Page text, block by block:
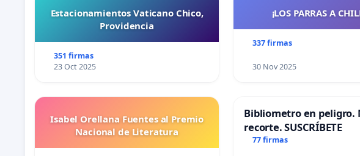
Estacionamientos Vaticano Chico,
Providencia
351 firmas
23 Oct 2025
¡LOS PARRAS A
337 firmas
30 Nov 2025
Isabel Orellana Fuentes al Premio
Nacional de Literatura
Bibliometro en peligro.
recorte. SUSCRÍBETE
77 firmas